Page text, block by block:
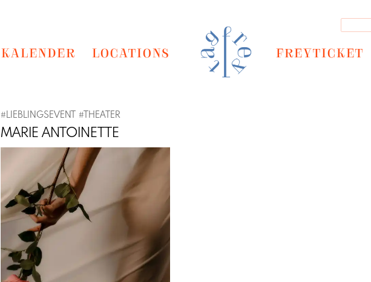
KALENDER LOCATIONS FREYTICKET
#LIEBLINGSEVENT # THEATER
MARIE ANTOINETTE
Previous